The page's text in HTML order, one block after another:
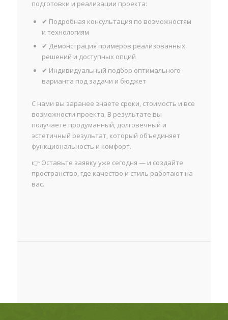
подготовки и реализации проекта:
✔ Подробная консультация по возможностям
и технологиям
✔ Демонстрация примеров реализованных
решений и доступных опций
✔ Индивидуальный подбор оптимального
варианта под задачи и бюджет
С нами вы заранее знаете сроки, стоимость и все
возможности проекта. В результате вы
получаете продуманный, долговечный и
эстетичный результат, который объединяет
функциональность и комфорт.
👉 Оставьте заявку уже сегодня — и создайте
пространство, где качество и стиль работают на
вас.